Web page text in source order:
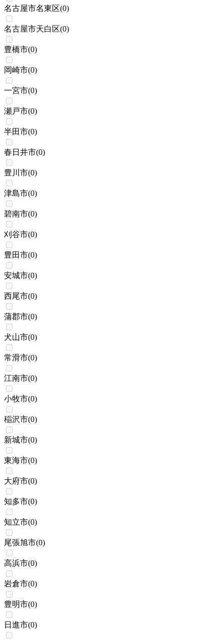
名古屋市名東区(0)
名古屋市天白区(0)
豊橋市(0)
岡崎市(0)
一宮市(0)
瀬戸市(0)
半田市(0)
春日井市(0)
豊川市(0)
津島市(0)
碧南市(0)
刈谷市(0)
豊田市(0)
安城市(0)
西尾市(0)
蒲郡市(0)
犬山市(0)
常滑市(0)
江南市(0)
小牧市(0)
稲沢市(0)
新城市(0)
東海市(0)
大府市(0)
知多市(0)
知立市(0)
尾張旭市(0)
高浜市(0)
岩倉市(0)
豊明市(0)
日進市(0)